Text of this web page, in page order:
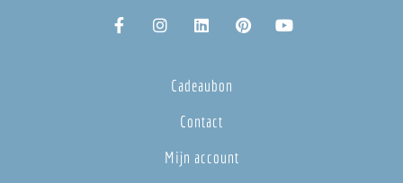
Cadeaubon
Contact
Mijn account